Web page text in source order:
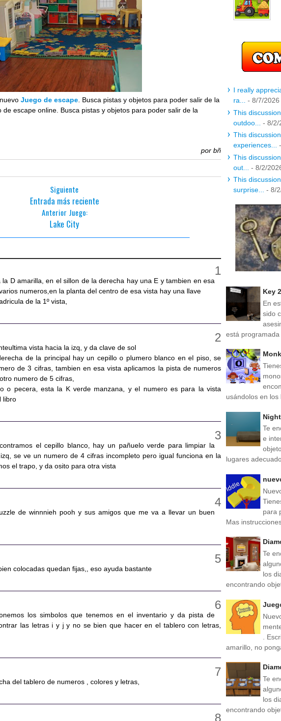
Juego de escape . Busca pistas y objetos para poder salir de la
escape online. Busca pistas y objetos para poder salir de la
por bñ
Siguiente
Entrada más reciente
Anterior Juego:
Lake City
D amarilla, en el sillon de la derecha hay una E y tambien en esa
numeros,en la planta del centro de esa vista hay una llave
de la 1º vista,
vista hacia la izq, y da clave de sol
de la principal hay un cepillo o plumero blanco en el piso, se
de 3 cifras, tambien en esa vista aplicamos la pista de numeros
numero de 5 cifras,
o pecera, esta la K verde manzana, y el numero es para la vista
libro
el cepillo blanco, hay un pañuelo verde para limpiar la
se ve un numero de 4 cifras incompleto pero igual funciona en la
el trapo, y da osito para otra vista
de winnnieh pooh y sus amigos que me va a llevar un buen
colocadas quedan fijas,, eso ayuda bastante
los simbolos que tenemos en el inventario y da pista de
las letras i y j y no se bien que hacer en el tablero con letras,
del tablero de numeros , colores y letras,
I really
ra...
- 8/7/2026
This
outdoo...
- 8/2/
This
experiences...
This
out...
- 8/2/
This
surprise...
- 8/
Key
En
sido
está programada
usándolos en los
Te
e
lugares
para
Mas instrucciones
Te
los
encontrando
.
amarillo, no
Te
los
encontrando